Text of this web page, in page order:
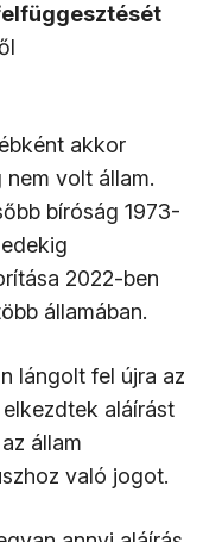
akkor
volt állam.
bíróság 1973-
2022-ben
államában.
lángolt fel újra az
aláírást
állam
való jogot.